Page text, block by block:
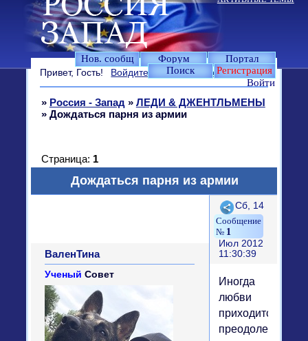
Нов. сообщ Форум
Портал
Поиск
Регистрация
Войти
Привет, Гость! Войдите илизарегистрируйтесь.
» Россия - Запад » ЛЕДИ & ДЖЕНТЛЬМЕНЫ
» Дождаться парня из армии
Дождаться парня из армии
Страница: 1
Поделиться
1
Сб, 14
Июл 2012
11:30:39
ВаленТина
Ученый Совет
Иногда
любви
приходится
преодолевать